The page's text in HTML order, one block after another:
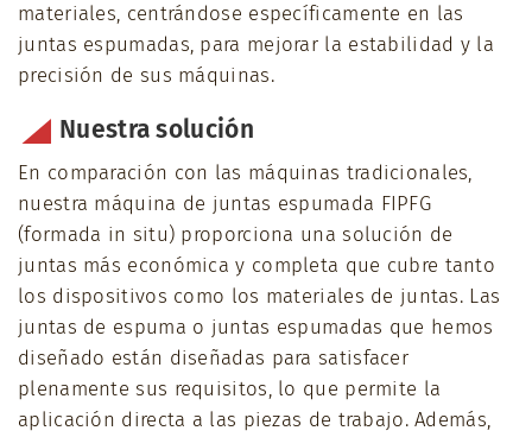
materiales, centrándose específicamente en las
juntas espumadas, para mejorar la estabilidad y la
precisión de sus máquinas.
Nuestra solución
En comparación con las máquinas tradicionales,
nuestra máquina de juntas espumada FIPFG
(formada in situ) proporciona una solución de
juntas más económica y completa que cubre tanto
los dispositivos como los materiales de juntas. Las
juntas de espuma o juntas espumadas que hemos
diseñado están diseñadas para satisfacer
plenamente sus requisitos, lo que permite la
aplicación directa a las piezas de trabajo. Además,